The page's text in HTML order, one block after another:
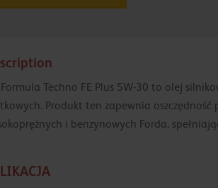
Techno FE Plus 5W-30 to olej
Produkt ten zapewnia
i benzynowych Forda,